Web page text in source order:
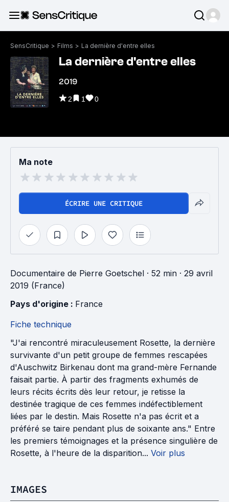
SensCritique > Films > La dernière d'entre elles
La dernière d'entre elles
2019
2 1 0
Ma note
ÉCRIRE UNE CRITIQUE
Documentaire de Pierre Goetschel · 52 min · 29 avril
2019 (France)
Pays d'origine : France
Fiche technique
"J'ai rencontré miraculeusement Rosette, la dernière
survivante d'un petit groupe de femmes rescapées
d'Auschwitz Birkenau dont ma grand-mère Fernande
faisait partie. À partir des fragments exhumés de
leurs récits écrits dès leur retour, je retisse la
destinée tragique de ces femmes indéfectiblement
liées par le destin. Mais Rosette n'a pas écrit et a
préféré se taire pendant plus de soixante ans." Entre
les premiers témoignages et la présence singulière de
Rosette, à l'heure de la disparition... Voir plus
IMAGES